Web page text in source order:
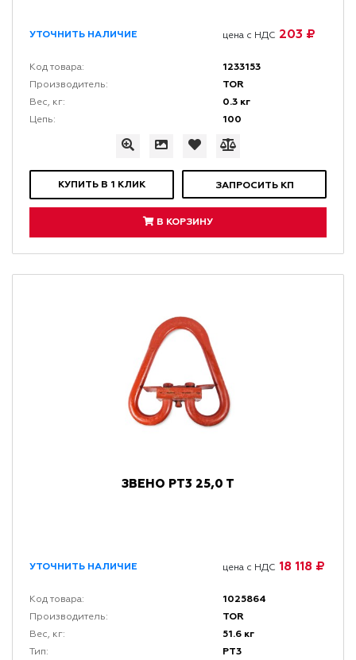
УТОЧНИТЬ НАЛИЧИЕ цена с НДС 203 ₽
Код товара: 1233153
Производитель: TOR
Вес, кг: 0.3 кг
Цепь: 100
КУПИТЬ В 1 КЛИК ЗАПРОСИТЬ КП
В КОРЗИНУ
ЗВЕНО РТ3 25,0 Т
УТОЧНИТЬ НАЛИЧИЕ цена с НДС 18 118 ₽
Код товара: 1025864
Производитель: TOR
Вес, кг: 51.6 кг
Тип: РТ3